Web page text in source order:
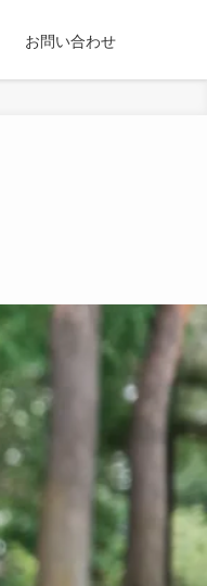
お問い合わせ